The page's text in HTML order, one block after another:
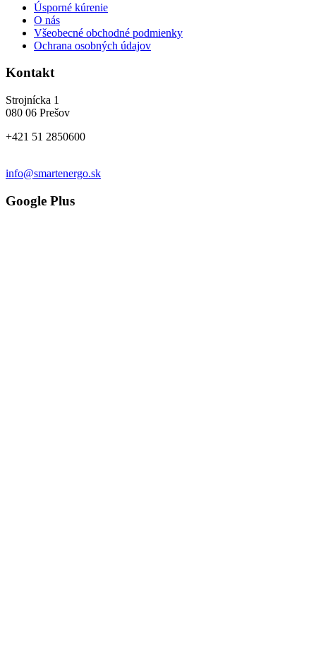
Úsporné kúrenie
O nás
Všeobecné obchodné podmienky
Ochrana osobných údajov
Kontakt
Strojnícka 1
080 06 Prešov
+421 51 2850600
info@smartenergo.sk
Google Plus